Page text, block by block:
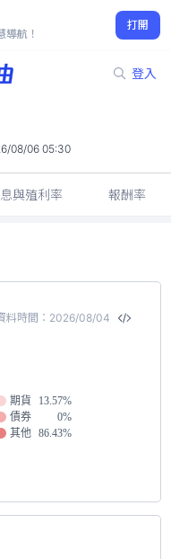
導航！
打開
登入
08/06 05:30
與殖利率 報酬率
料時間：2026/08/04
期貨
13.57%
債券
0%
其他
86.43%